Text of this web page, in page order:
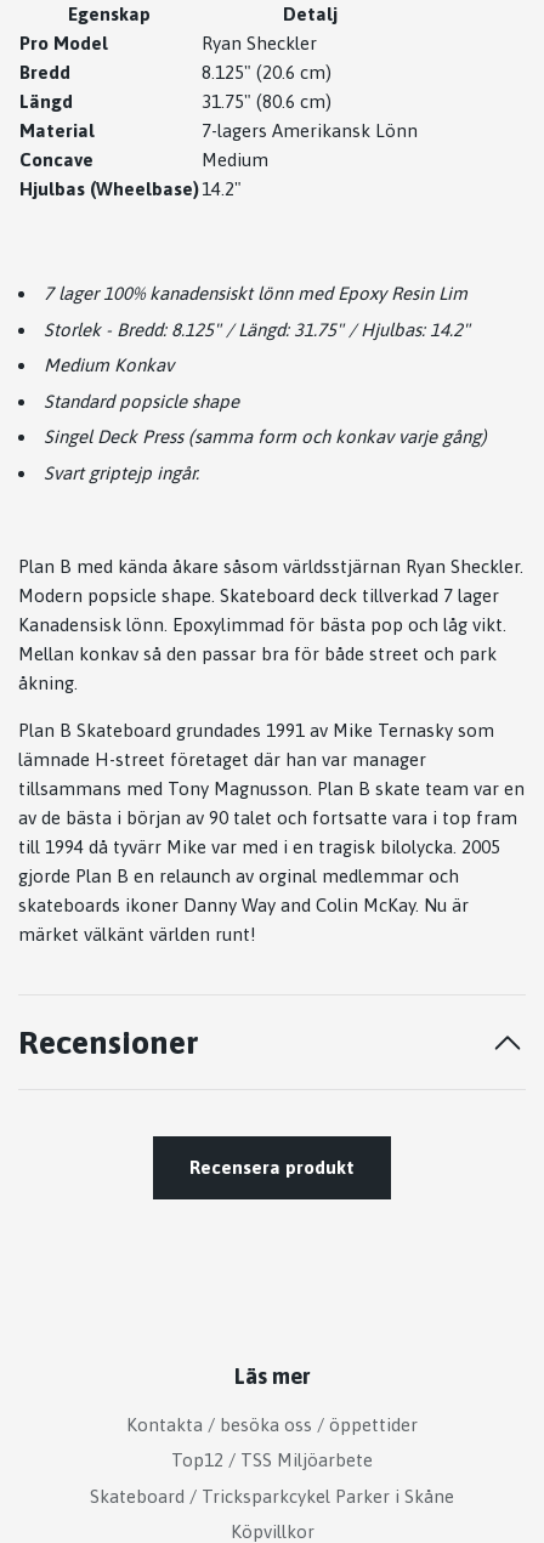
Egenskap
Detalj
Pro Model
Ryan Sheckler
Bredd
8.125" (20.6 cm)
Längd
31.75" (80.6 cm)
Material
7-lagers Amerikansk Lönn
Concave
Medium
Hjulbas (Wheelbase)14.2"
7 lager 100% kanadensiskt lönn med Epoxy Resin Lim
Storlek - Bredd: 8.125" / Längd: 31.75" / Hjulbas: 14.2"
Medium Konkav
Standard popsicle shape
Singel Deck Press (samma form och konkav varje gång)
Svart griptejp ingår.
Plan B med kända åkare såsom världsstjärnan Ryan Sheckler.
Modern popsicle shape. Skateboard deck tillverkad 7 lager
Kanadensisk lönn. Epoxylimmad för bästa pop och låg vikt.
Mellan konkav så den passar bra för både street och park
åkning.
Plan B Skateboard grundades 1991 av Mike Ternasky som
lämnade H-street företaget där han var manager
tillsammans med Tony Magnusson. Plan B skate team var en
av de bästa i början av 90 talet och fortsatte vara i top fram
till 1994 då tyvärr Mike var med i en tragisk bilolycka. 2005
gjorde Plan B en relaunch av orginal medlemmar och
skateboards ikoner Danny Way and Colin McKay. Nu är
märket välkänt världen runt!
Recensioner
Recensera produkt
Läs mer
Kontakta / besöka oss / öppettider
Top12 / TSS Miljöarbete
Skateboard / Tricksparkcykel Parker i Skåne
Köpvillkor